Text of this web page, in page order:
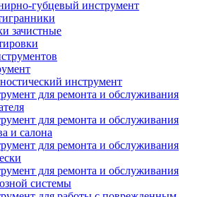
губцевый инструмент
зачистные
инструмент
для ремонта и обслуживания
для ремонта и обслуживания
и салона
для ремонта и обслуживания
для ремонта и обслуживания
системы